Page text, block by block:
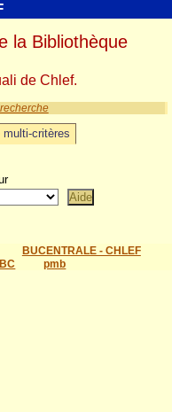
multi-critères
BUCENTRALE - CHLEF
pmb
la Bibliothèque
de Chlef.